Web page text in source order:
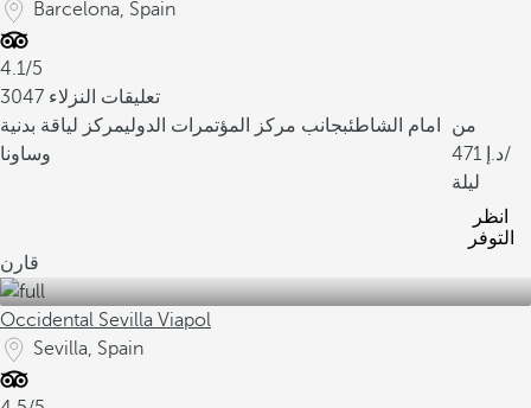
Barcelona, Spain
4.1/5
3047 تعليقات النزلاء
امام الشاطئبجانب مركز المؤتمرات الدوليمركز لياقة بدنية
وساونا
من
471
/
ليلة
انظر
التوفر
قارن
Occidental Sevilla Viapol
Sevilla, Spain